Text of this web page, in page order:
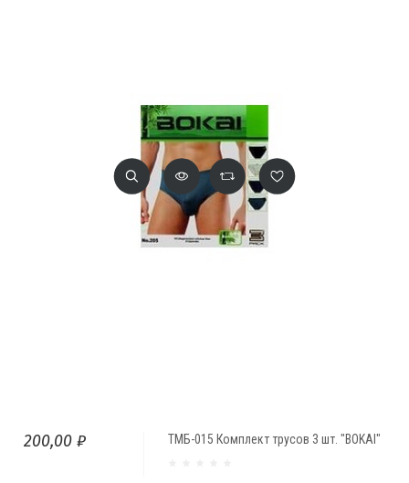
ТМБ-015 Комплект трусов 3 шт. "BOKAI"
200,00 ₽